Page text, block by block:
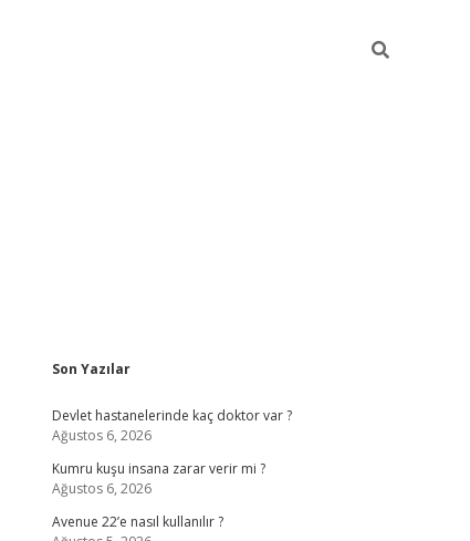
Sidebar
Son Yazılar
Devlet hastanelerinde kaç doktor var ?
Ağustos 6, 2026
Kumru kuşu insana zarar verir mi ?
Ağustos 6, 2026
Avenue 22’e nasıl kullanılır ?